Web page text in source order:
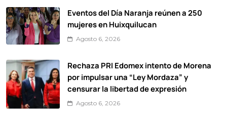
Eventos del Día Naranja reúnen a 250
mujeres en Huixquilucan
Agosto 6, 2026
Rechaza PRI Edomex intento de Morena
por impulsar una “Ley Mordaza” y
censurar la libertad de expresión
Agosto 6, 2026